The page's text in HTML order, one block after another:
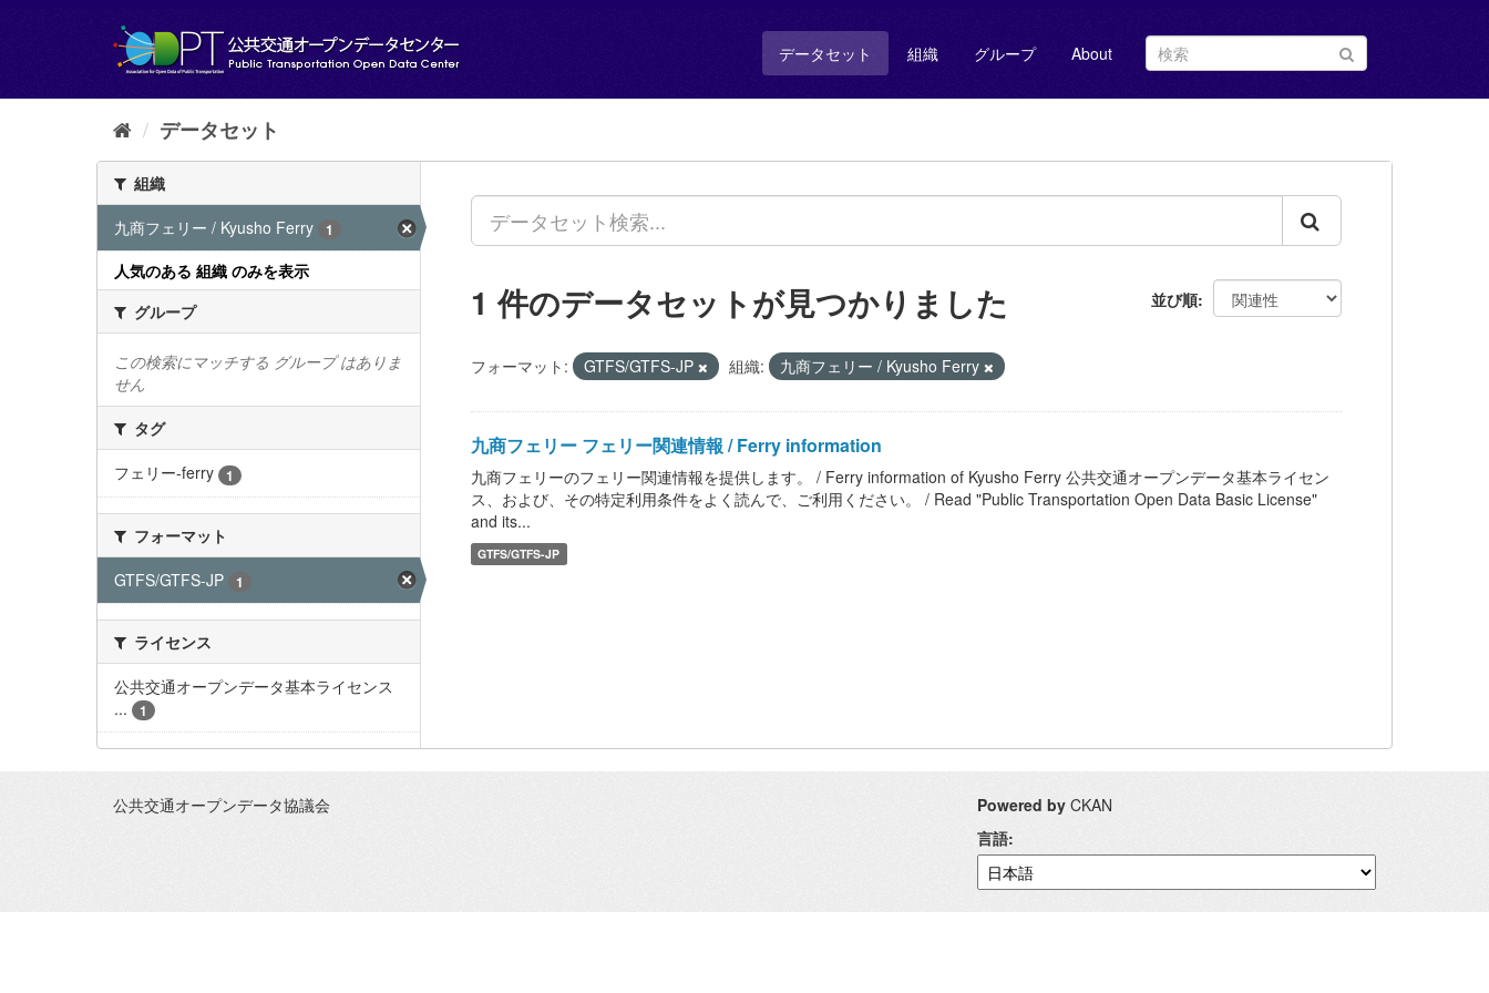
し
データセット 組織 グループ About
データセット
組織
九商フェリー / Kyusho Ferry
1
人気のある 組織 のみを表示
グループ
この検索にマッチする グループ はありま
せん
タグ
フェリー-ferry
1
フォーマット
GTFS/GTFS-JP
1
ライセンス
公共交通オープンデータ基本ライセンス
...
1
並び順
1 件のデータセットが見つかりました
フォーマット: GTFS/GTFS-JP 組織: 九商フェリー / Kyusho Ferry
九商フェリー フェリー関連情報 / Ferry information
九商フェリーのフェリー関連情報を提供します。 / Ferry information of Kyusho Ferry 公共交通オープンデータ基本ライセン
ス、および、その特定利用条件をよく読んで、ご利用ください。 / Read "Public Transportation Open Data Basic License"
and its...
GTFS/GTFS-JP
公共交通オープンデータ協議会 Powered by CKAN
言語